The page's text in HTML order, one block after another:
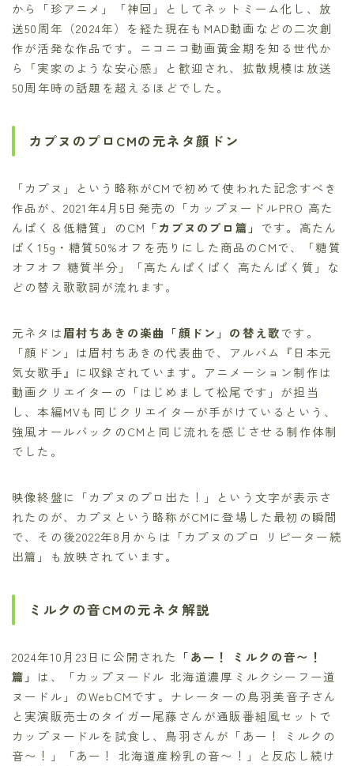
から「珍アニメ」「神回」としてネットミーム化し、放
送50周年（2024年）を経た現在もMAD動画などの二次創
作が活発な作品です。ニコニコ動画黄金期を知る世代か
ら「実家のような安心感」と歓迎され、拡散規模は放送
50周年時の話題を超えるほどでした。
カプヌのプロCMの元ネタ顔ドン
「カプヌ」という略称がCMで初めて使われた記念すべき
作品が、2021年4月5日発売の「カップヌードルPRO 高た
んぱく＆低糖質」のCM 「カプヌのプロ篇」 です。高たん
ぱく15g・糖質50%オフを売りにした商品のCMで、「糖質
オフオフ 糖質半分」「高たんぱくぱく 高たんぱく質」な
どの替え歌歌詞が流れます。
元ネタは眉村ちあきの楽曲「顔ドン」の替え歌です。
「顔ドン」は眉村ちあきの代表曲で、アルバム『日本元
気女歌手』に収録されています。アニメーション制作は
動画クリエイターの「はじめまして松尾です」が担当
し、本編MVも同じクリエイターが手がけているという、
強風オールバックのCMと同じ流れを感じさせる制作体制
でした。
映像終盤に「カプヌのプロ出た！」という文字が表示さ
れたのが、カプヌという略称がCMに登場した最初の瞬間
で、その後2022年8月からは「カプヌのプロ リピーター続
出篇」も放映されています。
ミルクの音CMの元ネタ解説
2024年10月23日に公開された 「あー！ ミルクの音〜！
篇」 は、「カップヌードル 北海道濃厚ミルクシーフー道
ヌードル」のWebCMです。ナレーターの鳥羽美音子さん
と実演販売士のタイガー尾藤さんが通販番組風セットで
カップヌードルを試食し、鳥羽さんが「あー！ ミルクの
音〜！」「あー！ 北海道産粉乳の音〜！」と反応し続け